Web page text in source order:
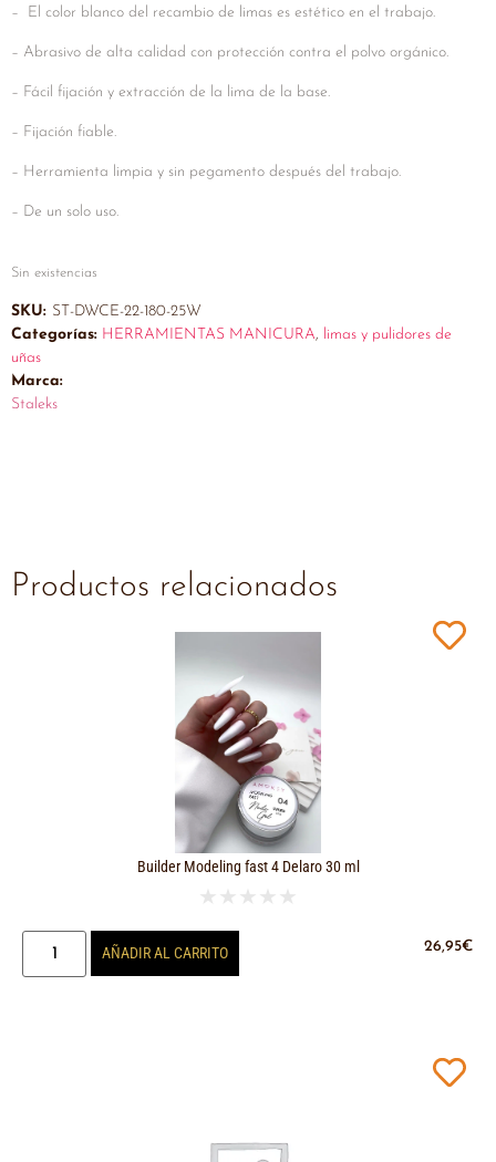
– El color blanco del recambio de limas es estético en el trabajo.
– Abrasivo de alta calidad con protección contra el polvo orgánico.
– Fácil fijación y extracción de la lima de la base.
– Fijación fiable.
– Herramienta limpia y sin pegamento después del trabajo.
– De un solo uso.
Sin existencias
SKU: ST-DWCE-22-180-25W
Categorías: HERRAMIENTAS MANICURA, limas y pulidores de
uñas
Marca:
Staleks
Productos relacionados
Builder Modeling fast 4 Delaro 30 ml
★ ★ ★ ★ ★
26,95€
AÑADIR AL CARRITO